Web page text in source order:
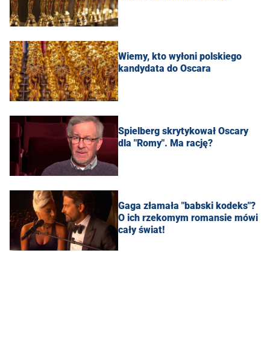
Wiemy, kto wyłoni polskiego
kandydata do Oscara
Spielberg skrytykował Oscary
dla "Romy". Ma rację?
Gaga złamała "babski kodeks"?
O ich rzekomym romansie mówi
cały świat!